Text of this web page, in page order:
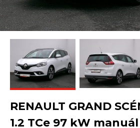
RENAULT GRAND
1.2 TCe 97 kW manuál